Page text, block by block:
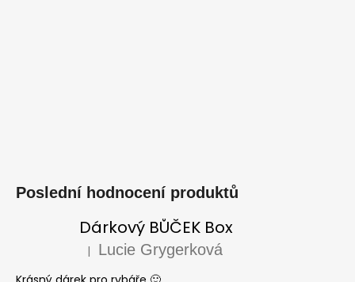
Poslední hodnocení produktů
Dárkový BŮČEK Box
Hodnocení produktu je 5 z 5 hvězdiček.
| Lucie Grygerková